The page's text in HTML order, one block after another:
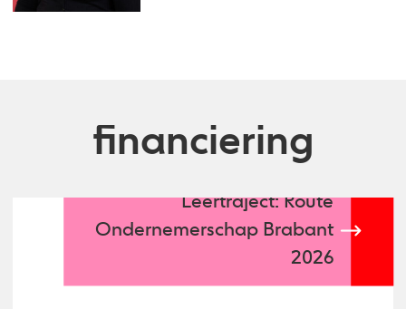
financiering
Leertraject: Route
Ondernemerschap Brabant
2026